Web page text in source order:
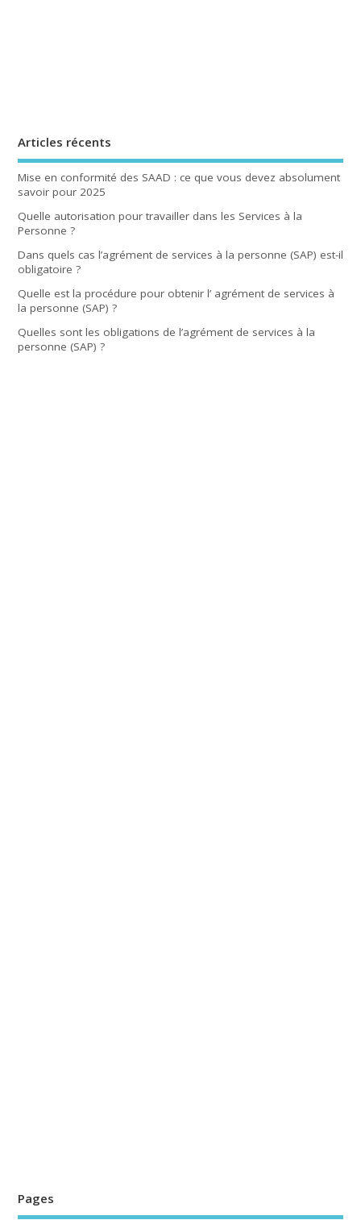
Articles récents
Mise en conformité des SAAD : ce que vous devez absolument
savoir pour 2025
Quelle autorisation pour travailler dans les Services à la
Personne ?
Dans quels cas l’agrément de services à la personne (SAP) est-il
obligatoire ?
Quelle est la procédure pour obtenir l’ agrément de services à
la personne (SAP) ?
Quelles sont les obligations de l’agrément de services à la
personne (SAP) ?
Pages